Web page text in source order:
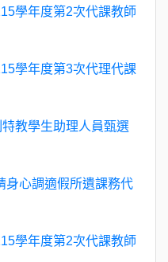
學年度第2次代課教師
學年度第3次代理代課
教學生助理人員甄選
身心調適假所遺課務代
學年度第2次代課教師